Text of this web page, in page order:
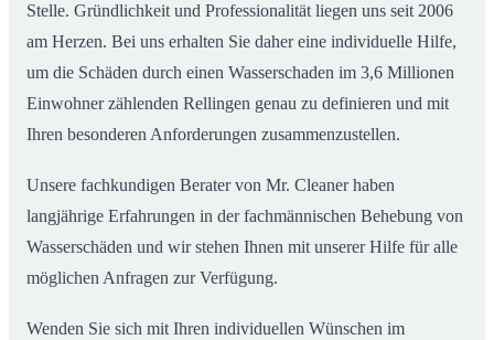
Stelle. Gründlichkeit und Professionalität liegen uns seit 2006
am Herzen. Bei uns erhalten Sie daher eine individuelle Hilfe,
um die Schäden durch einen Wasserschaden im 3,6 Millionen
Einwohner zählenden Rellingen genau zu definieren und mit
Ihren besonderen Anforderungen zusammenzustellen.
Unsere fachkundigen Berater von Mr. Cleaner haben
langjährige Erfahrungen in der fachmännischen Behebung von
Wasserschäden und wir stehen Ihnen mit unserer Hilfe für alle
möglichen Anfragen zur Verfügung.
Wenden Sie sich mit Ihren individuellen Wünschen im